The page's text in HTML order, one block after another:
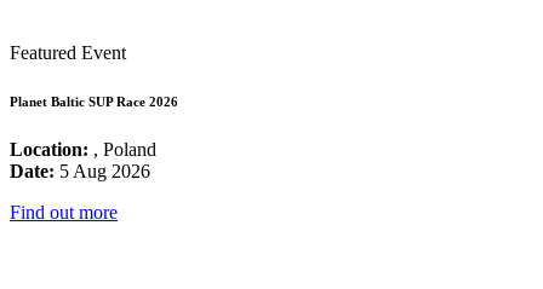
Featured Event
Planet Baltic SUP Race 2026
Location: , Poland
Date: 5 Aug 2026
Find out more